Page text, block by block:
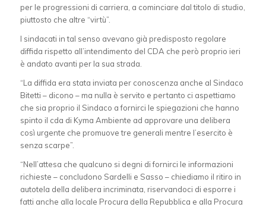
per le progressioni di carriera, a cominciare dal titolo di studio,
piuttosto che altre “virtù”.
I sindacati in tal senso avevano già predisposto regolare
diffida rispetto all’intendimento del CDA che però proprio ieri
è andato avanti per la sua strada.
“La diffida era stata inviata per conoscenza anche al Sindaco
Bitetti – dicono – ma nulla è servito e pertanto ci aspettiamo
che sia proprio il Sindaco a fornirci le spiegazioni che hanno
spinto il cda di Kyma Ambiente ad approvare una delibera
così urgente che promuove tre generali mentre l’esercito è
senza scarpe”.
“Nell’attesa che qualcuno si degni di fornirci le informazioni
richieste – concludono Sardelli e Sasso – chiediamo il ritiro in
autotela della delibera incriminata, riservandoci di esporre i
fatti anche alla locale Procura della Repubblica e alla Procura